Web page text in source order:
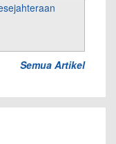
Semua Artikel